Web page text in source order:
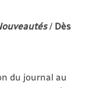
/Dès
du journal au